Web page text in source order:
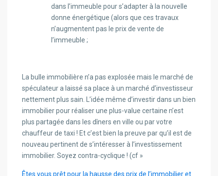
dans l’immeuble pour s’adapter à la nouvelle
donne énergétique (alors que ces travaux
n’augmentent pas le prix de vente de
l’immeuble ;
La bulle immobilière n’a pas explosée mais le marché de
spéculateur a laissé sa place à un marché d’investisseur
nettement plus sain. L’idée même d’investir dans un bien
immobilier pour réaliser une plus-value certaine n’est
plus partagée dans les dîners en ville ou par votre
chauffeur de taxi ! Et c’est bien la preuve par qu’il est de
nouveau pertinent de s’intéresser à l’investissement
immobilier. Soyez contra-cyclique ! (cf »
Êtes vous prêt pour la hausse des prix de l’immobilier et